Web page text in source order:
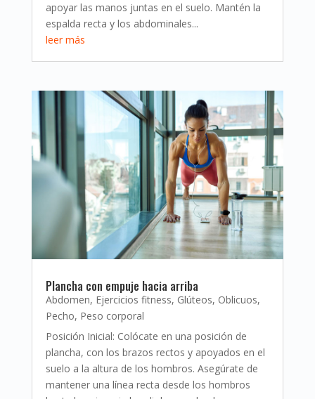
apoyar las manos juntas en el suelo. Mantén la
espalda recta y los abdominales...
leer más
Plancha con empuje hacia arriba
Abdomen, Ejercicios fitness, Glúteos, Oblicuos,
Pecho, Peso corporal
Posición Inicial: Colócate en una posición de
plancha, con los brazos rectos y apoyados en el
suelo a la altura de los hombros. Asegúrate de
mantener una línea recta desde los hombros